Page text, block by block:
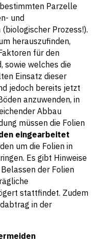
Parzelle
und
Prozess!).
herauszufinden,
für den
sowie welches die
Einsatz dieser
jedoch bereits jetzt
anzuwenden, in
Abbau
müssen die Folien
eingearbeitet
um die Folien in
Es gibt Hinweise
der Folien
stattfindet. Zudem
in der